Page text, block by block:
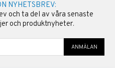
NYHETSBREV:
och ta del av våra senaste
och produktnyheter.
ANMÄLAN